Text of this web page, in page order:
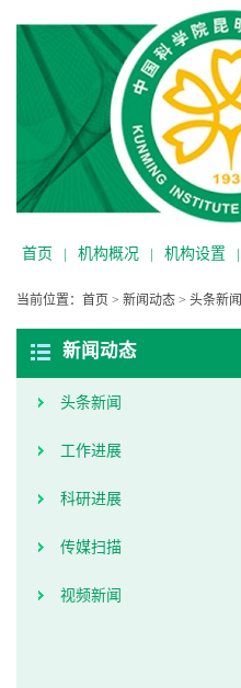
首页 | 机构概况 | 机构设置 |
当前位置： 首页 > 新闻动态 > 头条新闻
新闻动态
头条新闻
工作进展
科研进展
传媒扫描
视频新闻